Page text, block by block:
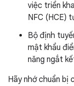
việc triển
NFC (HCE)
Bộ định
mật khẩu
năng ngắt
Hãy nhớ chuẩn bị